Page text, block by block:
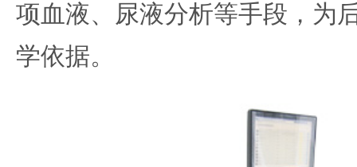
项血液、尿液分析等手段，为
学依据。